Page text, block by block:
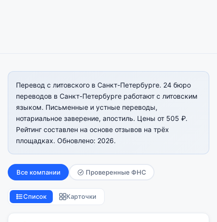
Перевод с литовского в Санкт-Петербурге. 24 бюро
переводов в Санкт-Петербурге работают с литовским
языком. Письменные и устные переводы,
нотариальное заверение, апостиль. Цены от 505 ₽.
Рейтинг составлен на основе отзывов на трёх
площадках. Обновлено: 2026.
Все компании Проверенные ФНС
Список Карточки